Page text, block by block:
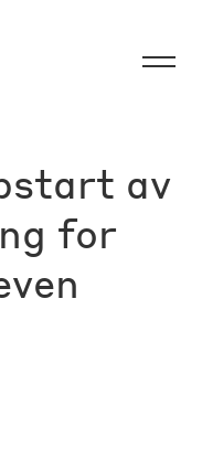
av
for